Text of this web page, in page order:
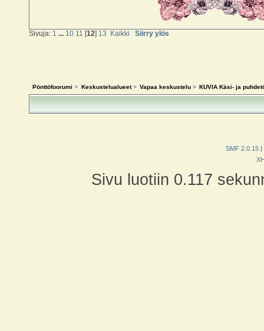
Sivuja: 1 10 11 [12] 13 Kaikki Siirry ylös
Pönttöfoorumi > Keskustelualueet> Vapaa keskustelu> KUVIA Käsi- ja
SMF 2.0.15 |
Sivu luotiin 0.117